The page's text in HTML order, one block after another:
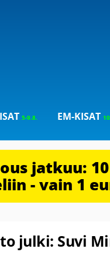
5-9.8. EM-KISAT
jatkuu:
- vain 1
julki: Suvi